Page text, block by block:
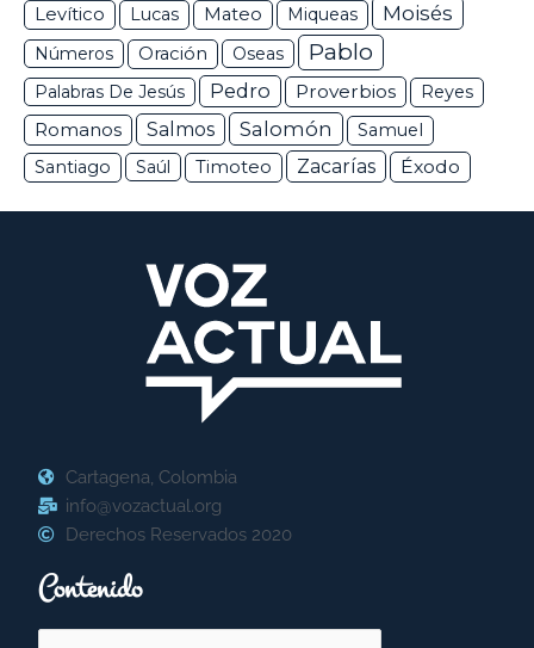
Levítico
Lucas Mateo Miqueas Moisés
Números Oración Oseas Pablo
Palabras De Jesús Pedro Proverbios Reyes
Romanos Salmos Salomón
Samuel
Santiago
Saúl Timoteo Zacarías Éxodo
Cartagena, Colombia
info@vozactual.org
Derechos Reservados 2020
Contenido